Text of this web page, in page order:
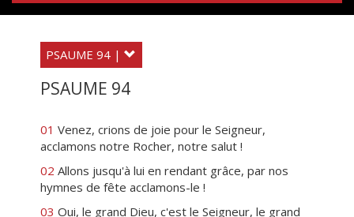
PSAUME 94 |
PSAUME 94
01 Venez, crions de joie pour le Seigneur,
acclamons notre Rocher, notre salut !
02 Allons jusqu'à lui en rendant grâce, par nos
hymnes de fête acclamons-le !
03 Oui, le grand Dieu, c'est le Seigneur, le grand